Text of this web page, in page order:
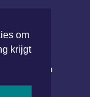
om
krijgt
een